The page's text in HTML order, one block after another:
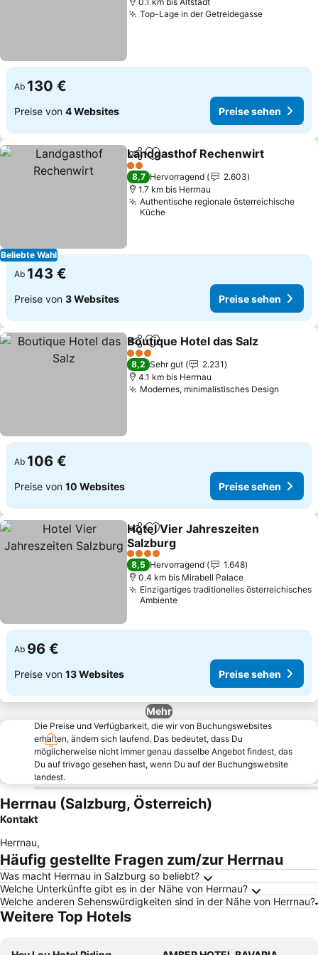
Top-Lage in der GetreidegassePreise
Ab 130 €
Preise von 4 Websites Preise sehen
Beliebte Wahl
TeilenZu Favoriten hinzufügen
Landgasthof Rechenwirt
2 Sterne
8,7 Hervorragend
2.603
1.7 km bis Herrnau
Authentische regionale österreichische
Küche
Ab 143 €
Preise von 3 Websites Preise sehen
TeilenZu Favoriten hinzufügen
Boutique Hotel das Salz
3 Sterne
8,2 Sehr gut
2.231
4.1 km bis Herrnau
Modernes, minimalistisches Design
Ab 106 €
Preise von 10 Websites Preise sehen
TeilenZu Favoriten hinzufügen
Hotel Vier Jahreszeiten
Salzburg
Preise sehen
4 Sterne
8,5 Hervorragend
1.648
0.4 km bis Mirabell Palace
Einzigartiges traditionelles österreichisches
Ambiente
Ab 96 €
Preise von 13 Websites Preise sehen
Mehr
Die Preise und Verfügbarkeit, die wir von Buchungswebsites
erhalten, ändern sich laufend. Das bedeutet, dass Du
möglicherweise nicht immer genau dasselbe Angebot findest, das
Du auf trivago gesehen hast, wenn Du auf der Buchungswebsite
landest.
Herrnau (Salzburg, Österreich)
Kontakt
Herrnau,
Häufig gestellte Fragen zum/zur Herrnau
Was macht Herrnau in Salzburg so beliebt?
Welche Unterkünfte gibt es in der Nähe von Herrnau?
Welche anderen Sehenswürdigkeiten sind in der Nähe von Herrnau?
Weitere Top Hotels